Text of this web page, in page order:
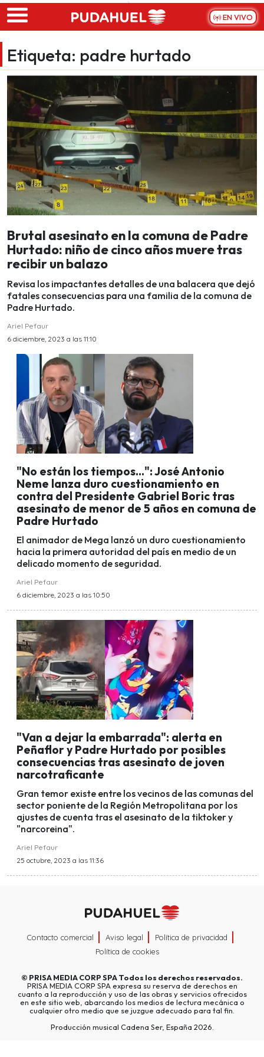
Skip to main content
EN VIVO
Etiqueta: padre hurtado
Brutal asesinato en la comuna de Padre
Hurtado: niño de cinco años muere tras
recibir un balazo
Revisa los impactantes detalles de una balacera que dejó
fatales consecuencias para una familia de la comuna de
Padre Hurtado.
Ariel Pefaur
6 diciembre, 2023 a las 11:10
"No están los tiempos...": José Antonio
Neme lanza duro cuestionamiento en
contra del Presidente Gabriel Boric tras
asesinato de menor de 5 años en comuna de
Padre Hurtado
El animador de Mega lanzó un duro cuestionamiento
hacia la primera autoridad del país en medio de un
delicado momento de seguridad.
Ariel Pefaur
6 diciembre, 2023 a las 10:50
"Van a dejar la embarrada": alerta en
Peñaflor y Padre Hurtado por posibles
consecuencias tras asesinato de joven
narcotraficante
Gran temor existe entre los vecinos de las comunas del
sector poniente de la Región Metropolitana por los
ajustes de cuenta tras el asesinato de la tiktoker y
"narcoreina".
Ariel Pefaur
25 octubre, 2023 a las 11:36
Contacto comercial Aviso legal
Política de privacidad
Política de cookies
© PRISA MEDIA CORP SPATodos los derechos reservados.
PRISA MEDIA CORP SPA expresa su reserva de derechos en
cuanto a la reproducción y uso de las obras y servicios ofrecidos
en este sitio web, abarcando los medios de lectura mecánica o
cualquier otro medio que se juzgue adecuado para tal fin.
Producción musical Cadena Ser, España 2026.